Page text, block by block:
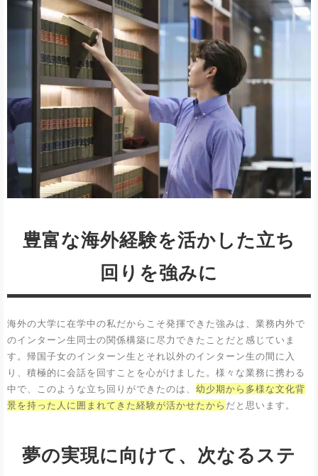
豊富な海外経験を活かした立ち
回りを強みに
海外の大学に在学中の私だからこそ発揮できた強みは、業務内外で
のインターン生同士の関係構築に尽力できたことだと感じていま
す。帰国子女のインターン生とそれ以外のインターン生の間に入
り、積極的に会話を回すことを心がけました。様々な業務に携わる
中で、このような立ち回りができたのは、 幼少期から多様な文化背
景を持った人に囲まれてきた経験が活かせたから だと思います。
夢の実現に向けて、次なるステ